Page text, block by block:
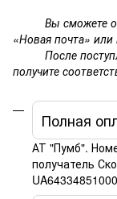
Вы сможете
«Новая почта»
После
получите
Полная
АТ "Пумб".
получатель